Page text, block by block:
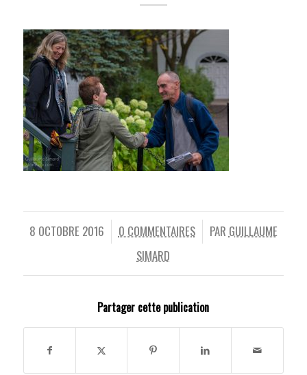
8 OCTOBRE 2016
/ 0 COMMENTAIRES
/ PAR GUILLAUME
SIMARD
Partager cette publication